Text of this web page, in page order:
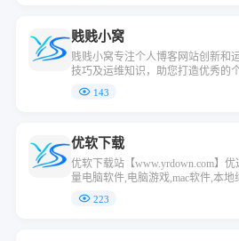
贱贱小窝
贱贱小窝专注个人博客网站创新和
技巧及运维知识，助您打造优秀的
143
优软下载
优软下载站【www.yrdown.com】
量电脑软件,电脑游戏,mac软件,本
告.官方正版软件应有尽有,优质下载
223